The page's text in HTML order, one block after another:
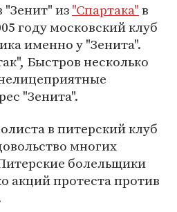
из"Спартака"в
году московский клуб
именно у "Зенита".
Быстров несколько
"Зенита".
в питерский клуб
многих
болельщики
акций протеста против